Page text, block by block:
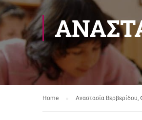
Home Αναστασία Βερβερίδου,